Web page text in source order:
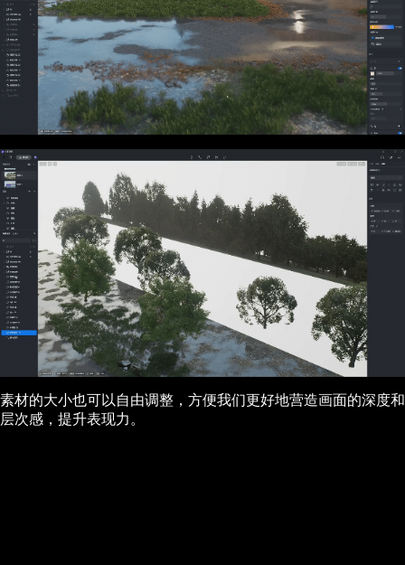
素材的大小也可以自由调整，方便我们更好地营造画面的深度和
层次感，提升表现力。